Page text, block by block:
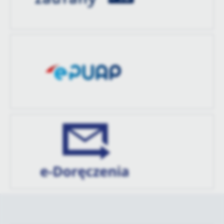
treści w postaci wiadomości, ofert, komunikatów mediów